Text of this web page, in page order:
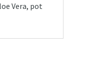
Vera, pot